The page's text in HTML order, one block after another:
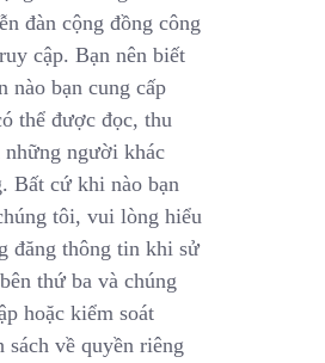
đàn cộng đồng công
cập. Bạn nên biết
nào bạn cung cấp
thể được đọc, thu
người khác
Bất cứ khi nào bạn
tôi, vui lòng hiểu
đăng thông tin khi sử
thứ ba và chúng
hoặc kiểm soát
về quyền riêng